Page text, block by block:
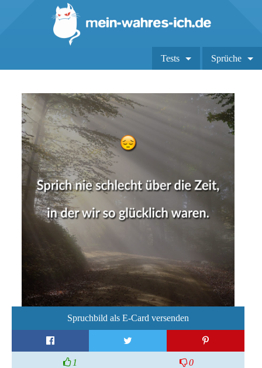
Tests Sprüche
Spruchbild als E-Card versenden
1 0